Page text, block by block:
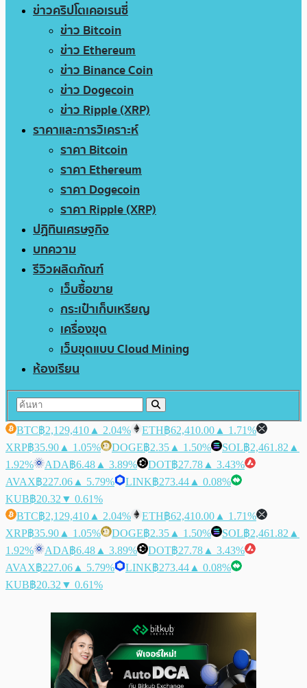
ข่าวคริปโตเคอเรนซี่
ข่าว Bitcoin
ข่าว Ethereum
ข่าว Binance Coin
ข่าว Dogecoin
ข่าว Ripple (XRP)
ราคาและการวิเคราะห์
ราคา Bitcoin
ราคา Ethereum
ราคา Dogecoin
ราคา Ripple (XRP)
ปฏิทินเศรษฐกิจ
บทความ
รีวิวผลิตภัณฑ์
เว็บซื้อขาย
กระเป๋าเก็บเหรียญ
เครื่องขุด
เว็บขุดแบบ Cloud Mining
ห้องเรียน
BTC฿2,129,410 ▲ 2.04% ETH฿62,410.00 ▲ 1.71%
XRP฿35.90 ▲ 1.05% DOGE฿2.35 ▲ 1.50% SOL฿2,461.82 ▲
1.92%
ADA฿6.48 ▲ 3.89% DOT฿27.78 ▲ 3.43%
AVAX฿227.06 ▲ 5.79% LINK฿273.44 ▲ 0.08%
KUB฿20.32 ▼ 0.61%
BTC฿2,129,410 ▲ 2.04% ETH฿62,410.00 ▲ 1.71%
XRP฿35.90 ▲ 1.05% DOGE฿2.35 ▲ 1.50% SOL฿2,461.82 ▲
1.92%
ADA฿6.48 ▲ 3.89% DOT฿27.78 ▲ 3.43%
AVAX฿227.06 ▲ 5.79% LINK฿273.44 ▲ 0.08%
KUB฿20.32 ▼ 0.61%